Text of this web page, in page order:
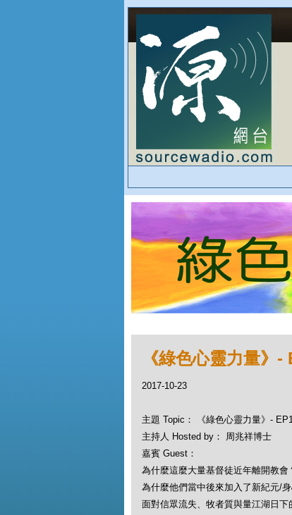
《綠色心靈力量》
2017-10-23
主題 Topic： 《綠色心靈力量》-
主持人 Hosted by： 周兆祥博士
嘉賓 Guest：
為什麼這麼大量基督徒近年離開教會
為什麼他們當中後來加入了新紀元/
面對信眾流失、牧者質與量江湖日